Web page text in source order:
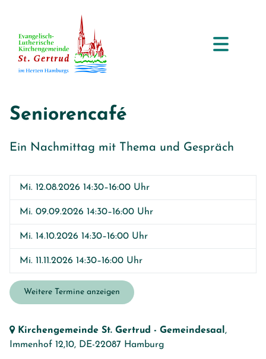
Seniorencafé
Ein Nachmittag mit Thema und Gespräch
Mi. 12.08.2026 14:30–16:00 Uhr
Mi. 09.09.2026 14:30–16:00 Uhr
Mi. 14.10.2026 14:30–16:00 Uhr
Mi. 11.11.2026 14:30–16:00 Uhr
Weitere Termine anzeigen
Kirchengemeinde St. Gertrud - Gemeindesaal ,
Immenhof 12,10, DE-22087 Hamburg